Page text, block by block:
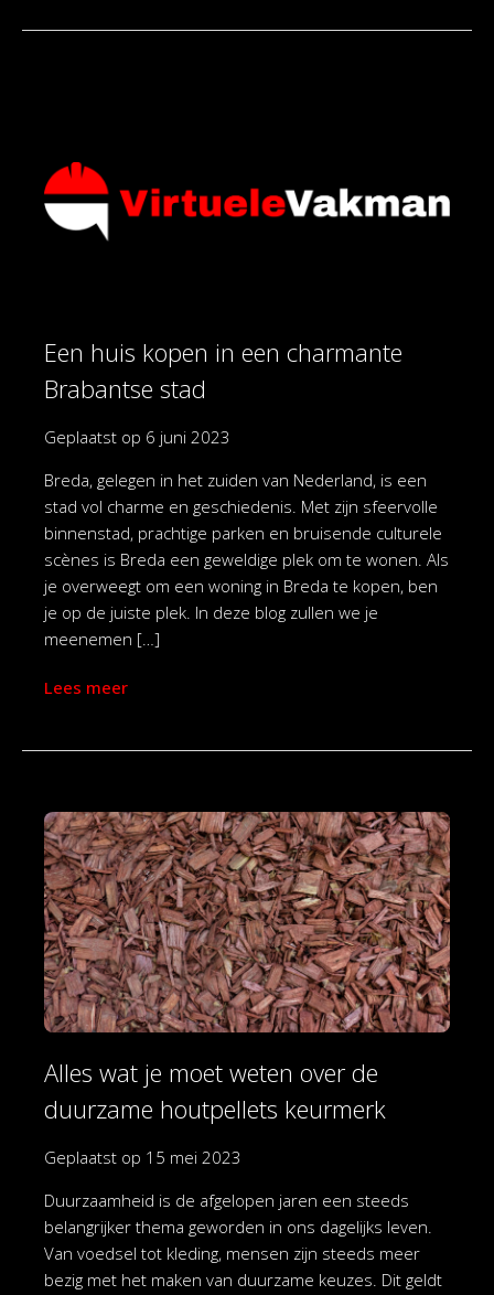
Een huis kopen in een charmante
Brabantse stad
Geplaatst op 6 juni 2023
Breda, gelegen in het zuiden van Nederland, is een
stad vol charme en geschiedenis. Met zijn sfeervolle
binnenstad, prachtige parken en bruisende culturele
scènes is Breda een geweldige plek om te wonen. Als
je overweegt om een woning in Breda te kopen, ben
je op de juiste plek. In deze blog zullen we je
meenemen […]
Lees meer
Alles wat je moet weten over de
duurzame houtpellets keurmerk
Geplaatst op 15 mei 2023
Duurzaamheid is de afgelopen jaren een steeds
belangrijker thema geworden in ons dagelijks leven.
Van voedsel tot kleding, mensen zijn steeds meer
bezig met het maken van duurzame keuzes. Dit geldt